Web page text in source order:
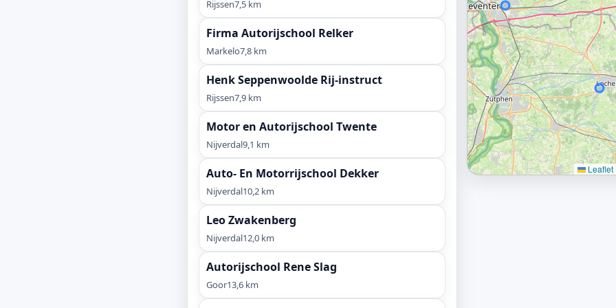
Rijssen7,5 km
Firma Autorijschool Relker
Markelo7,8 km
Henk Seppenwoolde Rij-instruct
Rijssen7,9 km
Motor en Autorijschool Twente
Nijverdal9,1 km
Auto- En Motorrijschool Dekker
Nijverdal10,2 km
Leo Zwakenberg
Nijverdal12,0 km
Autorijschool Rene Slag
Goor13,6 km
Leaflet